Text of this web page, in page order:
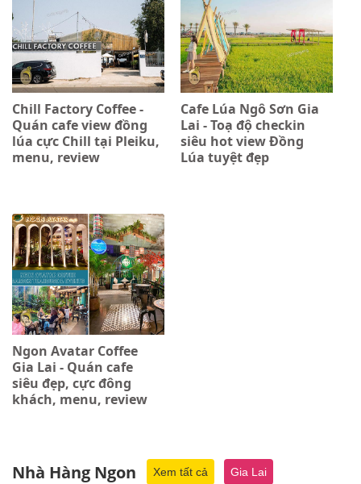
Chill Factory Coffee -
Quán cafe view đồng
lúa cực Chill tại Pleiku,
menu, review
Cafe Lúa Ngô Sơn Gia
Lai - Toạ độ checkin
siêu hot view Đồng
Lúa tuyệt đẹp
Ngon Avatar Coffee
Gia Lai - Quán cafe
siêu đẹp, cực đông
khách, menu, review
Nhà Hàng Ngon Xem tất cả Gia Lai